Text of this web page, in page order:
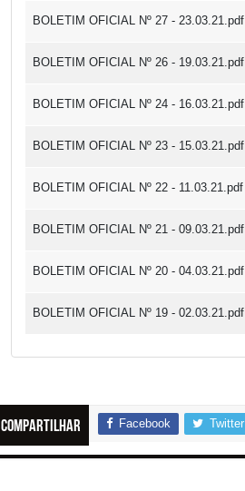
BOLETIM OFICIAL Nº 27 - 23.03.21.pdf
BOLETIM OFICIAL Nº 26 - 19.03.21.pdf
BOLETIM OFICIAL Nº 24 - 16.03.21.pdf
BOLETIM OFICIAL Nº 23 - 15.03.21.pdf
BOLETIM OFICIAL Nº 22 - 11.03.21.pdf
BOLETIM OFICIAL Nº 21 - 09.03.21.pdf
BOLETIM OFICIAL Nº 20 - 04.03.21.pdf
BOLETIM OFICIAL Nº 19 - 02.03.21.pdf
Compartilhar Facebook Twitter